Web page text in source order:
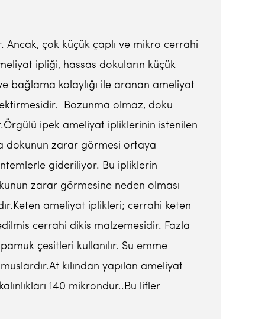
çok küçük çaplı ve mikro cerrahi
ipliği, hassas dokuların küçük
bağlama kolaylığı ile aranan ameliyat
Bozunma olmaz, doku
ipek ameliyat ipliklerinin istenilen
dokunun zarar görmesi ortaya
gideriliyor. Bu ipliklerin
zarar görmesine neden olması
ameliyat iplikleri; cerrahi keten
cerrahi dikis malzemesidir. Fazla
çesitleri kullanılır. Su emme
kılından yapılan ameliyat
140 mikrondur..Bu lifler